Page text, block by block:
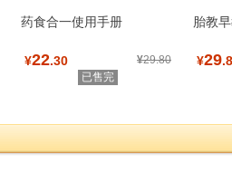
药食合一使用手册
¥22.30 ¥29.80
已售完
胎教
¥29